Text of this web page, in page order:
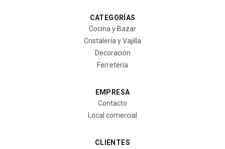
CATEGORÍAS
Cocina y Bazar
Cristalería y Vajilla
Decoración
Ferretería
EMPRESA
Contacto
Local comercial
CLIENTES